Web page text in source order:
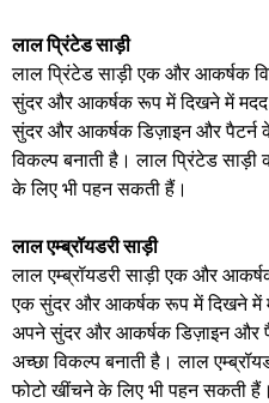
लाल प्रिंटेड साड़ी
लाल प्रिंटेड साड़ी एक और आकर्षक
सुंदर और आकर्षक रूप में दिखने में
सुंदर और आकर्षक डिज़ाइन और पैटर्न
विकल्प बनाती है। लाल प्रिंटेड
के लिए भी पहन सकती हैं।
लाल एम्ब्रॉयडरी साड़ी
लाल एम्ब्रॉयडरी साड़ी एक और
एक सुंदर और आकर्षक रूप में दिखने में
अपने सुंदर और आकर्षक डिज़ाइन और
अच्छा विकल्प बनाती है। लाल
फोटो खींचने के लिए भी पहन सकती हैं।